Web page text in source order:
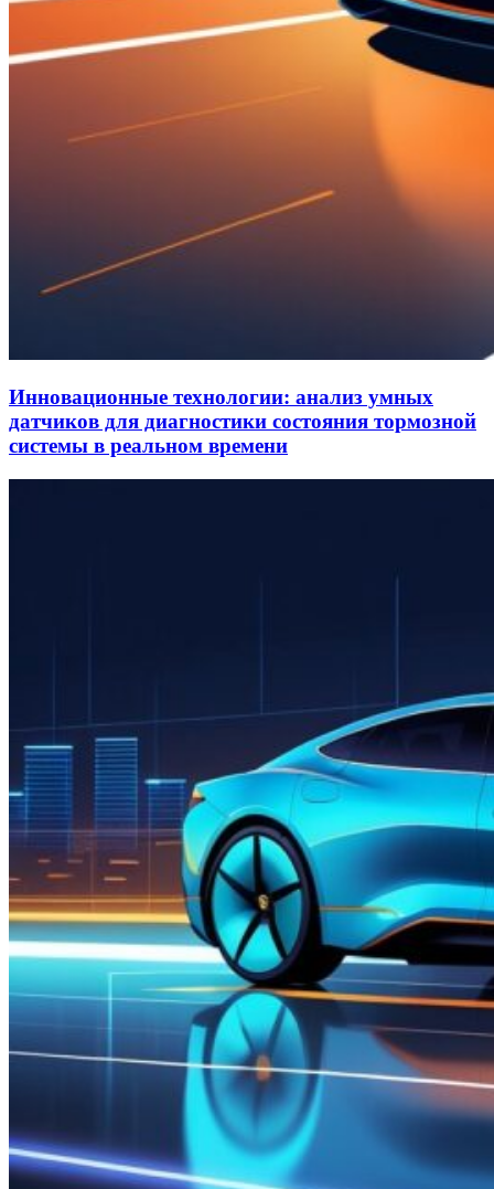
Инновационные технологии: анализ умных
датчиков для диагностики состояния тормозной
системы в реальном времени